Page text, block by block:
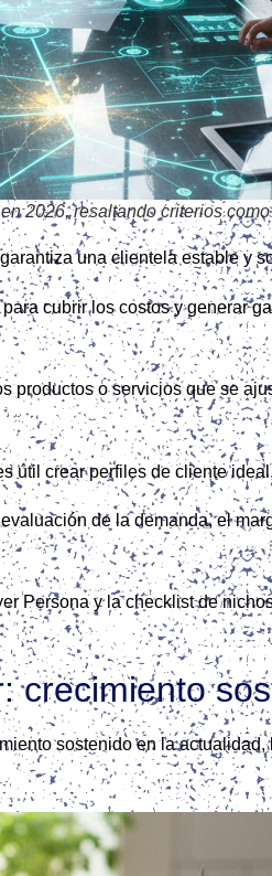
2026, resaltando criterios
una clientela estable y
cubrir los costos y generar
productos o servicios que se
útil crear perfiles de cliente
de la demanda, el
Persona y la checklist de
crecimiento
sostenido en la